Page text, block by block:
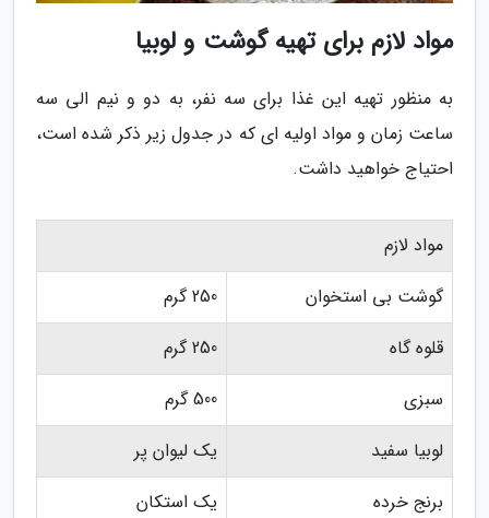
مواد لازم برای تهیه گوشت و لوبیا
به منظور تهیه این غذا برای سه نفر، به دو و نیم الی سه
ساعت زمان و مواد اولیه ای که در جدول زیر ذکر شده است،
احتیاج خواهید داشت.
مواد لازم
گوشت بی استخوان
250 گرم
قلوه گاه
250 گرم
سبزی
500 گرم
لوبیا سفید
یک لیوان پر
برنج خرده
یک استکان